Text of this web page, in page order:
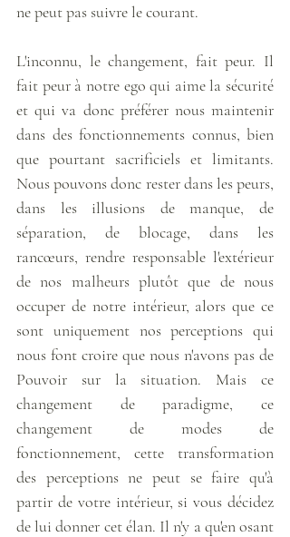
ne peut pas suivre le courant.
L'inconnu, le changement, fait peur. Il
fait peur à notre ego qui aime la sécurité
et qui va donc préférer nous maintenir
dans des fonctionnements connus, bien
que pourtant sacrificiels et limitants.
Nous pouvons donc rester dans les peurs,
dans les illusions de manque, de
séparation, de blocage, dans les
rancœurs, rendre responsable l'extérieur
de nos malheurs plutôt que de nous
occuper de notre intérieur, alors que ce
sont uniquement nos perceptions qui
nous font croire que nous n'avons pas de
Pouvoir sur la situation. Mais ce
changement de paradigme, ce
changement de modes de
fonctionnement, cette transformation
des perceptions ne peut se faire qu'à
partir de votre intérieur, si vous décidez
de lui donner cet élan. Il n'y a qu'en osant